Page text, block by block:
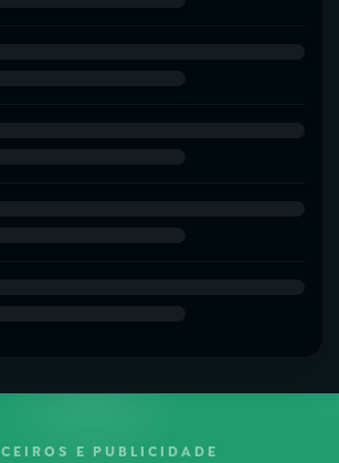
E PUBLICIDADE